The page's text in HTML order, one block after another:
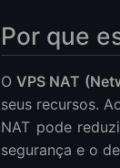
Por que
OVPS NAT
seus recursos.
NAT pode
segurança e o